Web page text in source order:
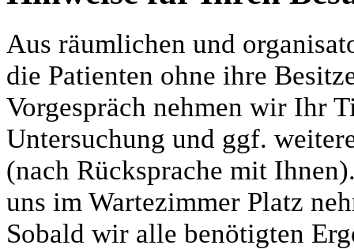
Aus räumlichen und
die Patienten ohne ihre
Vorgespräch nehmen wir Ihr
Untersuchung und ggf.
(nach Rücksprache mit
uns im Wartezimmer Platz
Sobald wir alle benötigten